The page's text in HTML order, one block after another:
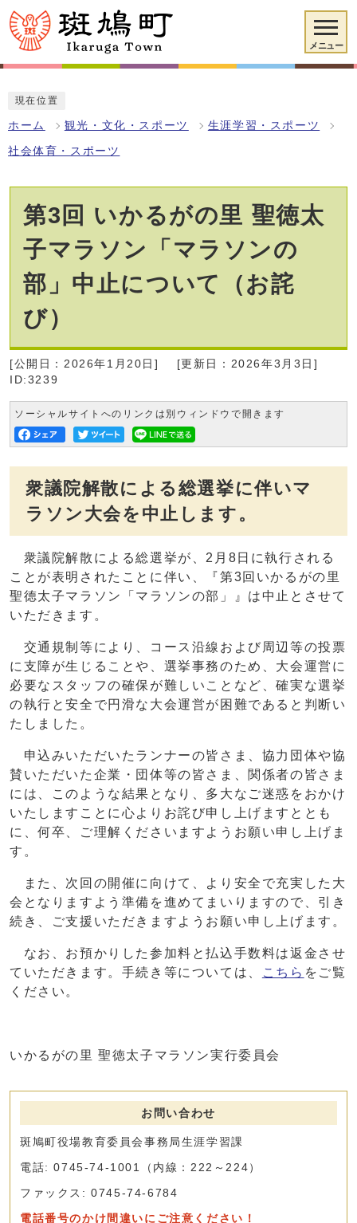
メニュー
現在位置
ホーム 観光・文化・スポーツ 生涯学習・スポーツ
社会体育・スポーツ
第3回 いかるがの里 聖徳太
子マラソン「マラソンの
部」中止について（お詫
び）
[公開日：2026年1月20日]
[更新日：2026年3月3日]
ID:3239
ソーシャルサイトへのリンクは別ウィンドウで開きます
衆議院解散による総選挙に伴いマ
ラソン大会を中止します。
衆議院解散による総選挙が、2月8日に執行される
ことが表明されたことに伴い、『第3回いかるがの里
聖徳太子マラソン「マラソンの部」』は中止とさせて
いただきます。
交通規制等により、コース沿線および周辺等の投票
に支障が生じることや、選挙事務のため、大会運営に
必要なスタッフの確保が難しいことなど、確実な選挙
の執行と安全で円滑な大会運営が困難であると判断い
たしました。
申込みいただいたランナーの皆さま、協力団体や協
賛いただいた企業・団体等の皆さま、関係者の皆さま
には、このような結果となり、多大なご迷惑をおかけ
いたしますことに心よりお詫び申し上げますととも
に、何卒、ご理解くださいますようお願い申し上げま
す。
また、次回の開催に向けて、より安全で充実した大
会となりますよう準備を進めてまいりますので、引き
続き、ご支援いただきますようお願い申し上げます。
なお、お預かりした参加料と払込手数料は返金させ
ていただきます。手続き等については、
こちら をご覧
ください。
いかるがの里 聖徳太子マラソン実行委員会
お問い合わせ
斑鳩町役場教育委員会事務局生涯学習課
電話: 0745-74-1001（内線：222～224）
ファックス: 0745-74-6784
電話番号のかけ間違いにご注意ください！